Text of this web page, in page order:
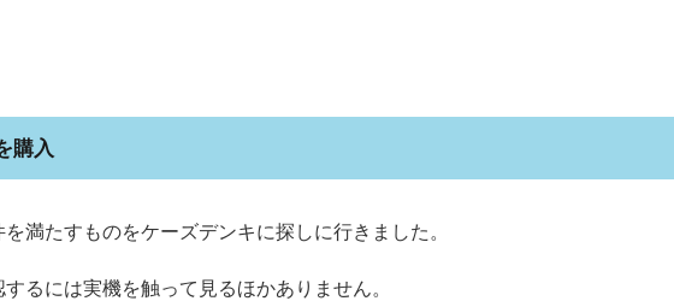
購入
満たすものをケーズデンキに探しに行きました。
るには実機を触って見るほかありません。